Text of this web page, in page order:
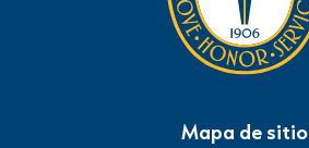
Mapa de sitio